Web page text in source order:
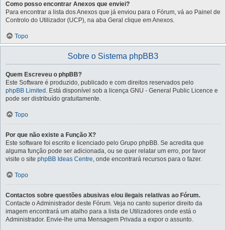
Como posso encontrar Anexos que enviei?
Para encontrar a lista dos Anexos que já enviou para o Fórum, vá ao Painel de
Controlo do Utilizador (UCP), na aba Geral clique em Anexos.
Topo
Sobre o Sistema phpBB3
Quem Escreveu o phpBB?
Este Software é produzido, publicado e com direitos reservados pelo
phpBB Limited . Está disponível sob a licença GNU - General Public Licence e
pode ser distribuído gratuitamente.
Topo
Por que não existe a Função X?
Este software foi escrito e licenciado pelo Grupo phpBB. Se acredita que
alguma função pode ser adicionada, ou se quer relatar um erro, por favor
visite o site phpBB Ideas Centre, onde encontrará recursos para o fazer.
Topo
Contactos sobre questões abusivas e/ou ilegais relativas ao Fórum.
Contacte o Administrador deste Fórum. Veja no canto superior direito da
imagem encontrará um atalho para a lista de Utilizadores onde está o
Administrador. Envie-lhe uma Mensagem Privada a expor o assunto.